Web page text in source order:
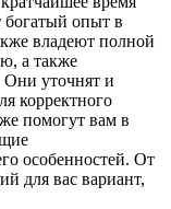
опыт в
владеют полной
а также
Они уточнят и
корректного
помогут вам в
особенностей. От
для вас вариант,